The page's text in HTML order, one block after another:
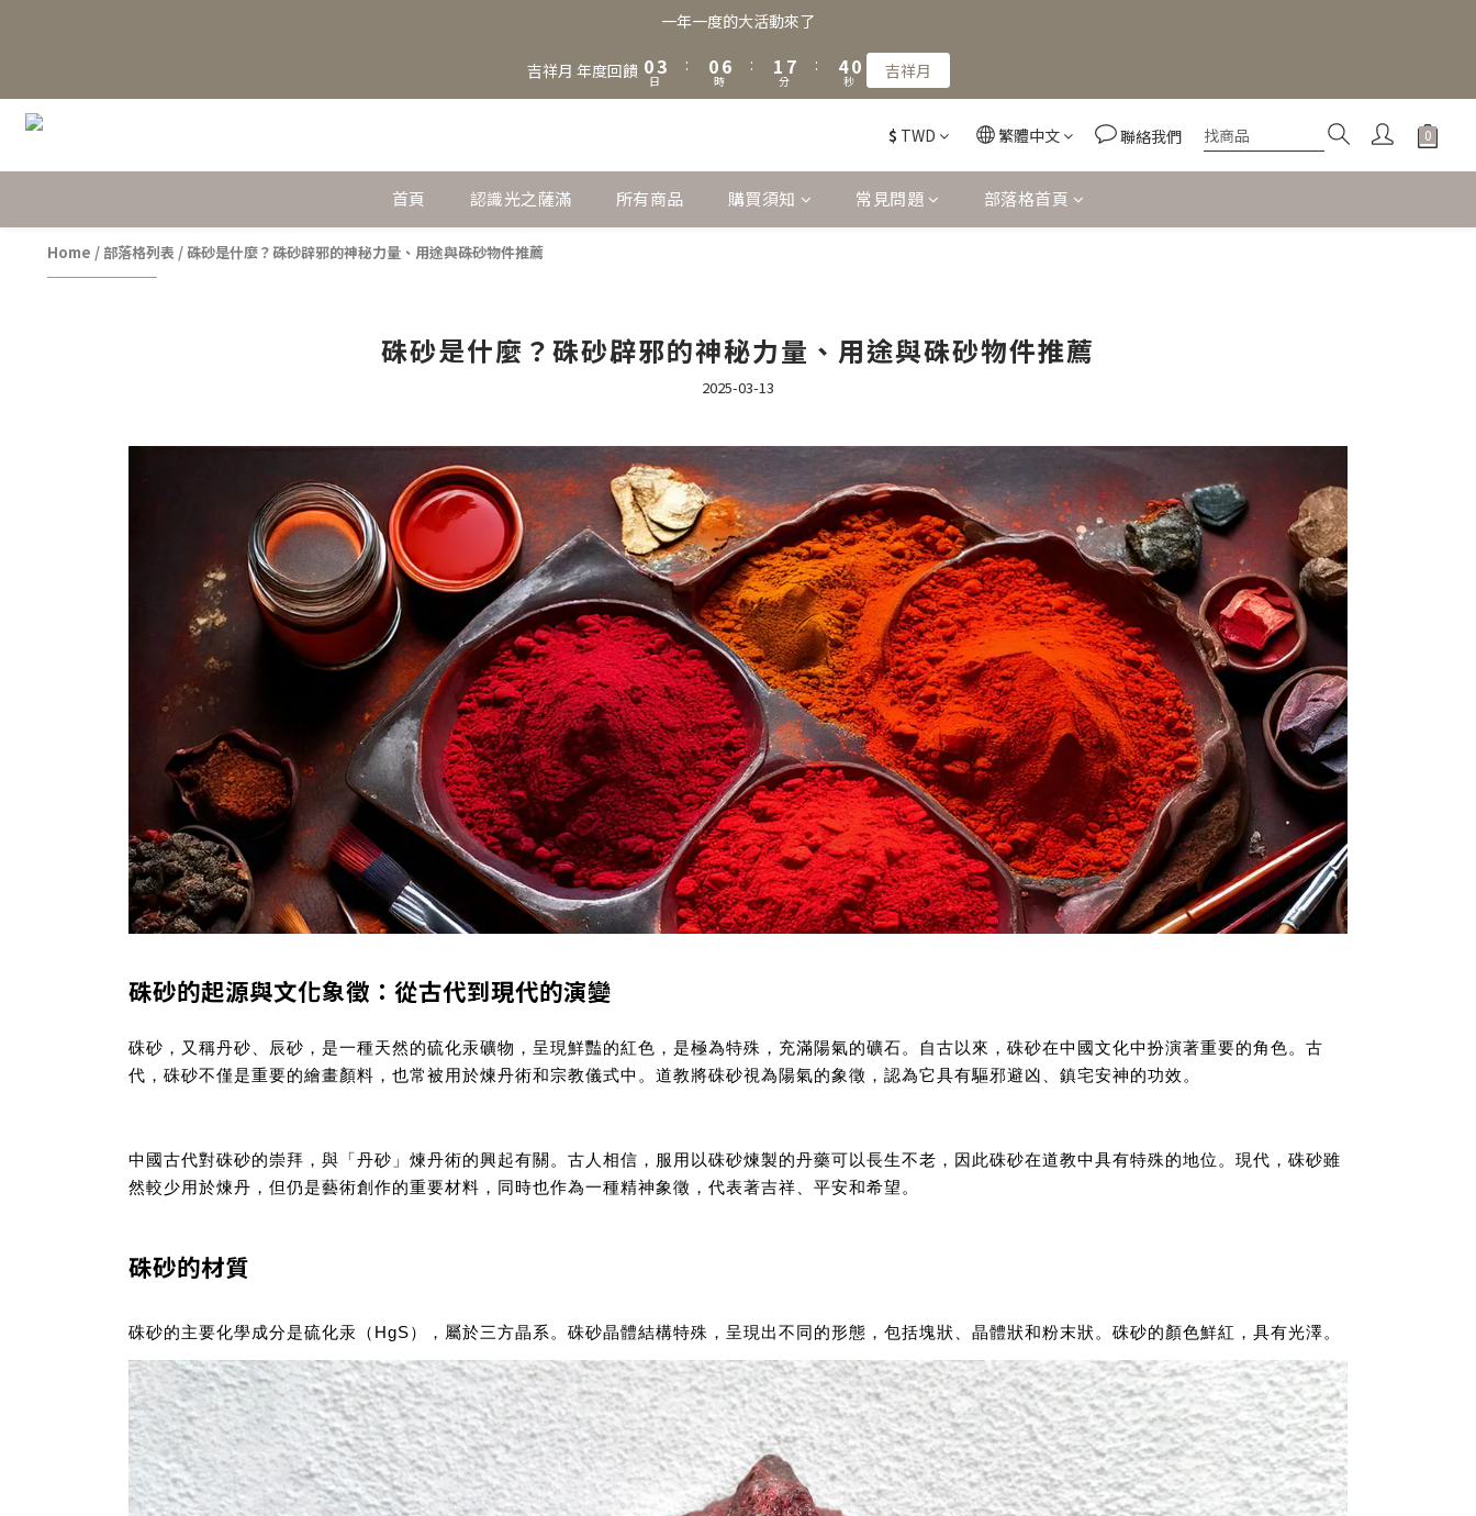
一年一度的大活動來了
吉祥月 年度回饋 0
5
3
2
日
:
2
0
8
6
5
1
0
時
:
3
1
0
9
7
6
2
1
0
分
:
3
2
8
7
3
2
1
秒 吉祥月
$ TWD 繁體中文 聯絡我們
首頁 認識光之薩滿 所有商品 購買須知 常見問題 部落格首頁
Home / 部落格列表 /硃砂是什麼？硃砂辟邪的神秘力量、用途與硃砂物件推薦
硃砂是什麼？硃砂辟邪的神秘力量、用途與硃砂物件推薦
2025-03-13
硃砂的起源與文化象徵：從古代到現代的演變
硃砂，又稱丹砂、辰砂，是一種天然的硫化汞礦物，呈現鮮豔的紅色，是極為特殊，充滿陽氣的礦石。自古以來，硃砂在中國文化中扮演著重要的角色。古
代，硃砂不僅是重要的繪畫顏料，也常被用於煉丹術和宗教儀式中。道教將硃砂視為陽氣的象徵，認為它具有驅邪避凶、鎮宅安神的功效。
中國古代對硃砂的崇拜，與「丹砂」煉丹術的興起有關。古人相信，服用以硃砂煉製的丹藥可以長生不老，因此硃砂在道教中具有特殊的地位。現代，硃砂雖
然較少用於煉丹，但仍是藝術創作的重要材料，同時也作為一種精神象徵，代表著吉祥、平安和希望。
硃砂的材質
硃砂的主要化學成分是硫化汞（HgS），屬於三方晶系。硃砂晶體結構特殊，呈現出不同的形態，包括塊狀、晶體狀和粉末狀。硃砂的顏色鮮紅，具有光澤。